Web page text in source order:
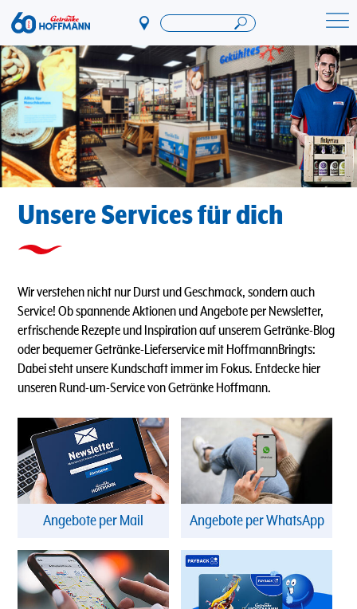
Direkt
zum
Inhalt
Startseite Getränke Hoffmann
Unsere Services für dich
Wir verstehen nicht nur Durst und Geschmack, sondern auch
Service! Ob spannende Aktionen und Angebote per Newsletter,
erfrischende Rezepte und Inspiration auf unserem Getränke-Blog
oder bequemer Getränke-Lieferservice mit HoffmannBringts:
Dabei steht unsere Kundschaft immer im Fokus. Entdecke hier
unseren Rund-um-Service von Getränke Hoffmann.
Angebote per Mail Angebote per WhatsApp